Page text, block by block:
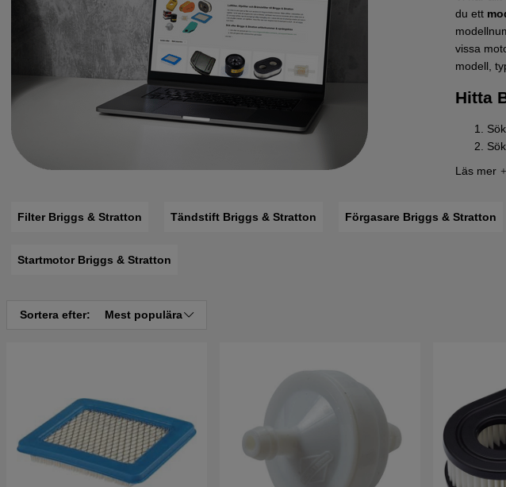
du ett
vissa
modell,
Hitta
Läs mer
Filter Briggs & Stratton Tändstift Briggs & Stratton Förgasare Briggs & Stratton
Startmotor Briggs & Stratton
Sortera efter: Mest populära